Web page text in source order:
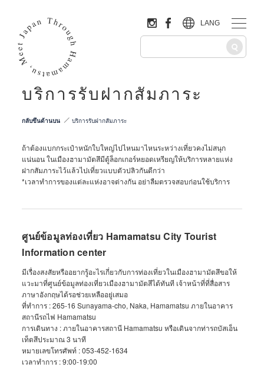
LANG
บริการรับฝากสัมภาระ
กลับขึ้นด้านบน บริการรับฝากสัมภาระ
ถ้าต้องแบกกระเป๋าหนักใบใหญ่ไปไหนมาไหนระหว่างเที่ยวคงไม่สนุก
แน่นอน ในเมืองฮามามัตสึมีตู้ล็อกเกอร์หยอดเหรียญให้บริการหลายแห่ง
ฝากสัมภาระไว้แล้วไปเที่ยวแบบตัวปลิวกันดีกว่า
*เวลาทำการของแต่ละแห่งอาจต่างกัน อย่าลืมตรวจสอบก่อนใช้บริการ
ศูนย์ข้อมูลท่องเที่ยว Hamamatsu City Tourist
Information center
มีเรื่องสงสัยหรืออยากรู้อะไรเกี่ยวกับการท่องเที่ยวในเมืองฮามามัตสึขอให้
แวะมาที่ศูนย์ข้อมูลท่องเที่ยวเมืองฮามามัตสึได้ทันที เจ้าหน้าที่ที่สื่อสาร
ภาษาอังกฤษได้รอช่วยเหลืออยู่เสมอ
ที่ทำการ : 265-16 Sunayama-cho, Naka, Hamamatsu ภายในอาคาร
สถานีรถไฟ Hamamatsu
การเดินทาง : ภายในอาคารสถานี Hamamatsu หรือเดินจากท่ารถบัสเอ็น
เท็ตสึประมาณ 3 นาที
หมายเลขโทรศัพท์ : 053-452-1634
เวลาทำการ : 9:00-19:00